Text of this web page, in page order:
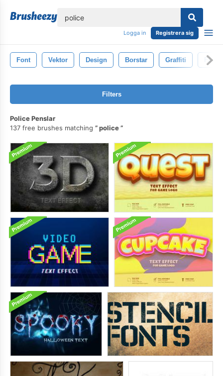
Logga in Registrera sig
Font Vektor Design Borstar Graffiti Färg
Filters
Police Penslar
137 free brushes matching
police